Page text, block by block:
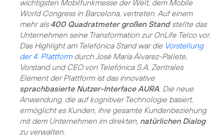
wichtigsten Mobilfunkmesse der Welt, dem Mobile
World Congress in Barcelona, vertreten. Auf einem
mehr als 400 Quadratmeter großen Standstellte das
Unternehmen seine Transformation zur OnLife Telco vor.
Das Highlight am Telefónica Stand war die Vorstellung
der 4. Plattformdurch José María Álvarez-Pallete,
Vorstand und CEO von Telefónica S.A. Zentrales
Element der Plattform ist das innovative
sprachbasierte Nutzer-Interface AURA . Die neue
Anwendung, die auf kognitiver Technologie basiert,
ermöglicht es Kunden, ihre gesamte Kundenbeziehung
mit dem Unternehmen im direkten, natürlichen Dialog
zu verwalten.